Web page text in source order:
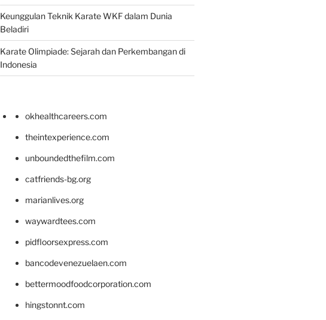
Keunggulan Teknik Karate WKF dalam Dunia
Beladiri
Karate Olimpiade: Sejarah dan Perkembangan di
Indonesia
okhealthcareers.com
theintexperience.com
unboundedthefilm.com
catfriends-bg.org
marianlives.org
waywardtees.com
pidfloorsexpress.com
bancodevenezuelaen.com
bettermoodfoodcorporation.com
hingstonnt.com